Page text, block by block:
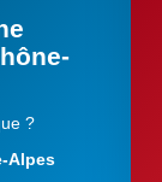
?
Alpes